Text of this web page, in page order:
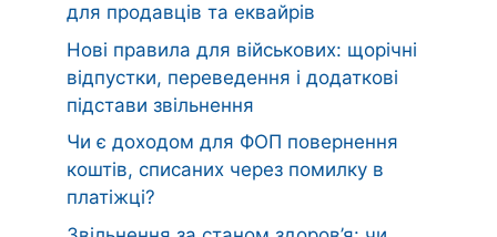
для продавців та еквайрів
Нові правила для військових: щорічні
відпустки, переведення і додаткові
підстави звільнення
Чи є доходом для ФОП повернення
коштів, списаних через помилку в
платіжці?